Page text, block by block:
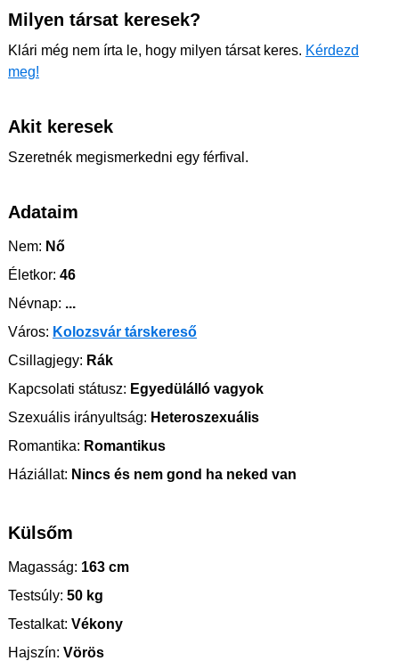
Milyen társat keresek?
Klári még nem írta le, hogy milyen társat keres. Kérdezd
meg!
Akit keresek
Szeretnék megismerkedni egy férfival.
Adataim
Nem: Nő
Életkor: 46
Névnap: ...
Város: Kolozsvár társkereső
Csillagjegy: Rák
Kapcsolati státusz: Egyedülálló vagyok
Szexuális irányultság: Heteroszexuális
Romantika: Romantikus
Háziállat: Nincs és nem gond ha neked van
Külsőm
Magasság: 163 cm
Testsúly: 50 kg
Testalkat: Vékony
Hajszín: Vörös